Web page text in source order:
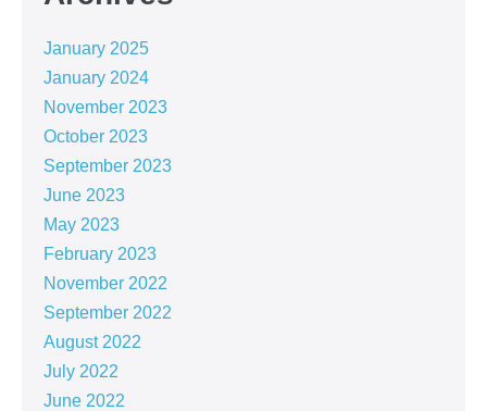
January 2025
January 2024
November 2023
October 2023
September 2023
June 2023
May 2023
February 2023
November 2022
September 2022
August 2022
July 2022
June 2022